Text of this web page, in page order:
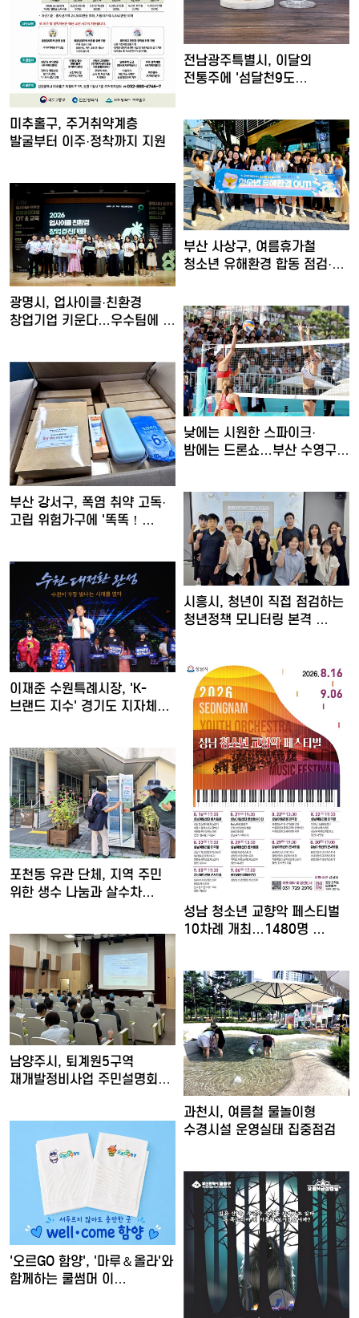
전남광주특별시, 이달의
전통주에 '섬달천9도
미추홀구, 주거취약계층
발굴부터 이주·정착까지 지원
부산 사상구, 여름휴가철
청소년 유해환경 합동 점검·
광명시, 업사이클·친환경
창업기업 키운다…우수팀에 총
낮에는 시원한 스파이크·
밤에는 드론쇼…부산 수영구,
부산 강서구, 폭염 취약 고독·
고립 위험가구에 '똑똑！…
시흥시, 청년이 직접 점검하는
청년정책 모니터링 본격 …
이재준 수원특례시장, 'K-
브랜드 지수' 경기도 지자체…
성남 청소년 교향악 페스티벌
10차례 개최…1480명 …
포천동 유관 단체, 지역 주민
위한 생수 나눔과 살수차…
남양주시, 퇴계원5구역
재개발정비사업 주민설명회
과천시, 여름철 물놀이형
수경시설 운영실태 집중점검
'오르GO 함양', '마루＆올라'와
함께하는 쿨썸머 이…